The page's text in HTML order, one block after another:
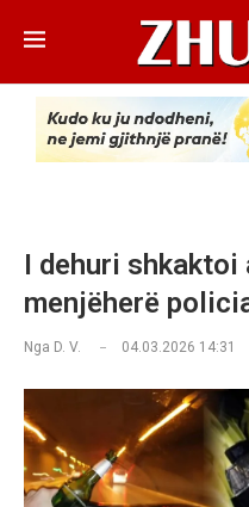
I dehuri
menjëherë
Nga D. V. 04.03.2026 14:31